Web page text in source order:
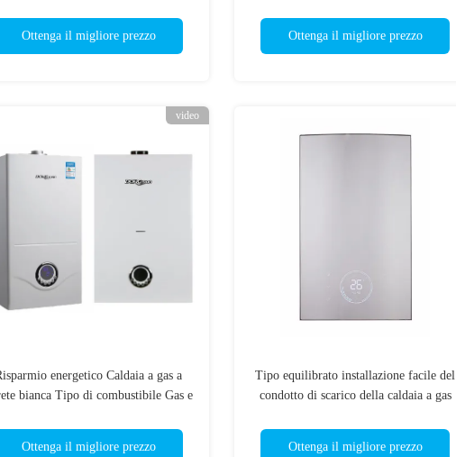
Ottenga il migliore prezzo Ottenga il migliore prezzo
video
energetico Caldaia a gas a
bianca Tipo di combustibile Gas e
Ottenga il migliore prezzo
Tipo equilibrato installazione facile del
condotto di scarico della caldaia a gas
Ottenga il migliore prezzo